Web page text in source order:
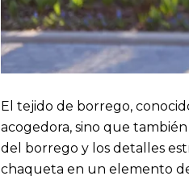
El tejido de borrego,
acogedora, sino que
del borrego y los detalles
chaqueta en un elemento